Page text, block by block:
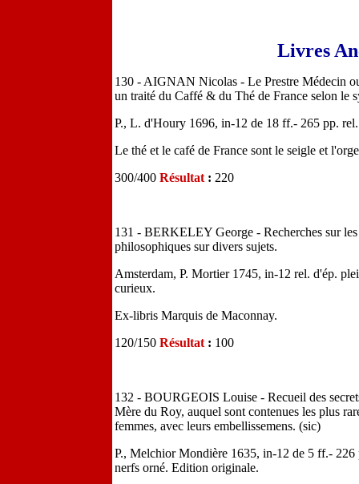
Livres
130 - AIGNAN Nicolas - Le Prestre Médecin
un traité du Caffé & du Thé de France selon le
P., L. d'Houry 1696, in-12 de 18 ff.- 265 pp.
Le thé et le café de France sont le seigle et
300/400 Résultat : 220
131 - BERKELEY George - Recherches sur
philosophiques sur divers sujets.
Amsterdam, P. Mortier 1745, in-12 rel. d'ép.
curieux.
Ex-libris Marquis de Maconnay.
120/150 Résultat : 100
132 - BOURGEOIS Louise - Recueil des
Mère du Roy, auquel sont contenues les plus
femmes, avec leurs embellissemens. (sic)
P., Melchior Mondière 1635, in-12 de 5 ff.-
nerfs orné. Edition originale.